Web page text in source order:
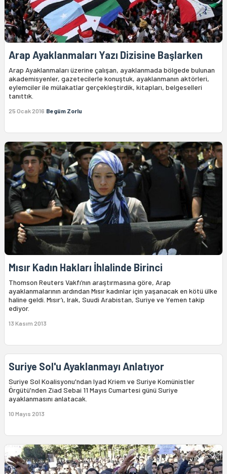
Arap Ayaklanmaları Yazı Dizisine Başlarken
Arap Ayaklanmaları üzerine çalışan, ayaklanmada bölgede bulunan
akademisyenler, gazetecilerle konuştuk, ayaklanmanın aktörleri,
eylemciler ile mülakatlar gerçekleştirdik, kitapları, belgeselleri
tanıttık.
25 Ocak 2016 Begüm Zorlu
Mısır Kadın Hakları İhlalinde Birinci
Thomson Reuters Vakfı’nın araştırmasına göre, Arap
ayaklanmalarının ardından Mısır kadınlar için yaşanacak en kötü ülke
haline geldi. Mısır’ı, Irak, Suudi Arabistan, Suriye ve Yemen takip
ediyor.
13 Kasım 2013
Suriye Sol'u Ayaklanmayı Anlatıyor
Suriye Sol Koalisyonu'ndan Iyad Kriem ve Suriye Komünistler
Örgütü'nden Ziad Sebai 11 Mayıs Cumartesi günü Suriye
ayaklanmasını anlatacak.
10 Mayıs 2013